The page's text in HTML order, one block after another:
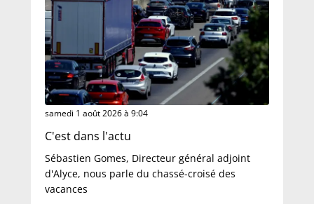
samedi 1 août 2026 à 9:04
C'est dans l'actu
Sébastien Gomes, Directeur général adjoint
d'Alyce, nous parle du chassé-croisé des
vacances